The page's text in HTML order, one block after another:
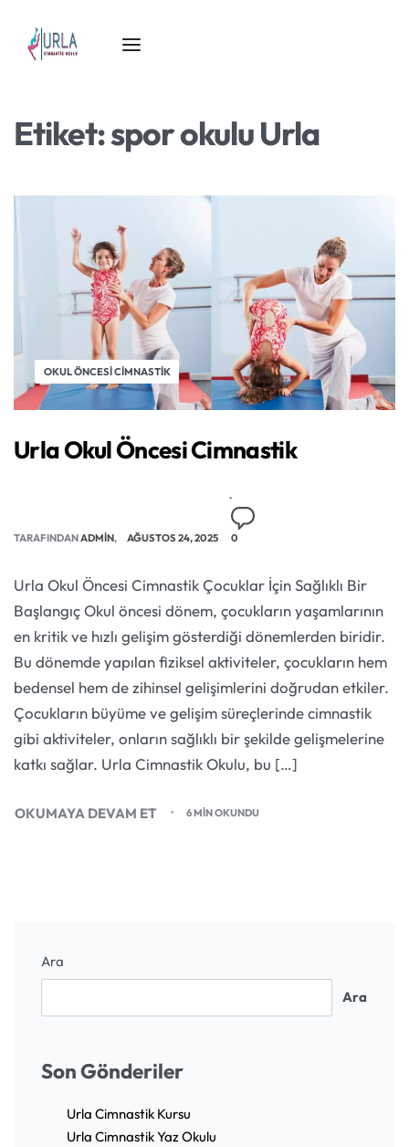
Etiket:spor okulu Urla
OKUL ÖNCESI CIMNASTIK
Urla Okul Öncesi Cimnastik
TARAFINDANADMIN AĞUSTOS 24, 2025 0
Urla Okul Öncesi Cimnastik Çocuklar İçin Sağlıklı Bir
Başlangıç Okul öncesi dönem, çocukların yaşamlarının
en kritik ve hızlı gelişim gösterdiği dönemlerden biridir.
Bu dönemde yapılan fiziksel aktiviteler, çocukların hem
bedensel hem de zihinsel gelişimlerini doğrudan etkiler.
Çocukların büyüme ve gelişim süreçlerinde cimnastik
gibi aktiviteler, onların sağlıklı bir şekilde gelişmelerine
katkı sağlar. Urla Cimnastik Okulu, bu […]
OKUMAYA DEVAM ET 6 MIN OKUNDU
Ara
Ara
Son Gönderiler
Urla Cimnastik Kursu
Urla Cimnastik Yaz Okulu